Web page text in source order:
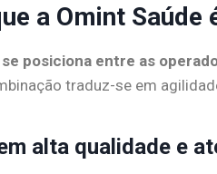
a Omint
posiciona entre as
traduz-se em
alta qualidade e